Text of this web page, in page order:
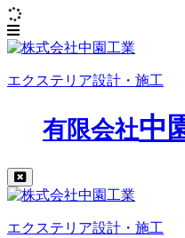
エクステリア設計・施工
有限会社中
エクステリア設計・施工